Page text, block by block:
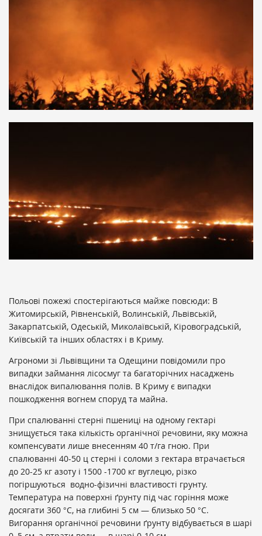
Польові пожежі спостерігаються майже повсюди: В
Житомирській, Рівненській, Волинській, Львівській,
Закарпатській, Одеській, Миколаївській, Кіровоградській,
Київській та інших областях і в Криму.
Агрономи зі Львівщини та Одещини повідомили про
випадки займання лісосмуг та багаторічних насаджень
внаслідок випалювання полів. В Криму є випадки
пошкодження вогнем споруд та майна.
При спалюванні стерні пшениці на одному гектарі
знищується така кількість органічної речовини, яку можна
компенсувати лише внесенням 40 т/га гною. При
спалюванні 40-50 ц стерні і соломи з гектара втрачається
до 20-25 кг азоту і 1500 -1700 кг вуглецю, різко
погіршуються водно-фізичні властивості грунту.
Температура на поверхні ґрунту під час горіння може
досягати 360 °С, на глибині 5 см — близько 50 °С.
Вигорання органічної речовини ґрунту відбувається в шарі